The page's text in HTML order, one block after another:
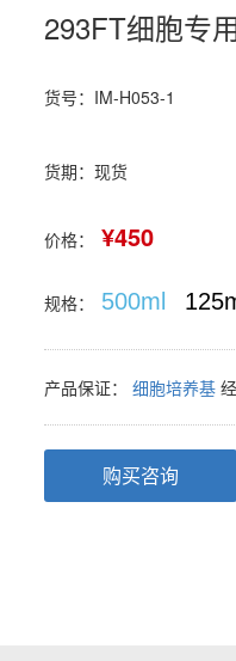
293FT细胞专
货号：IM-H053-1
货期：现货
价格： ¥450
规格： 500ml
产品保证： 细胞培养基
购买咨询